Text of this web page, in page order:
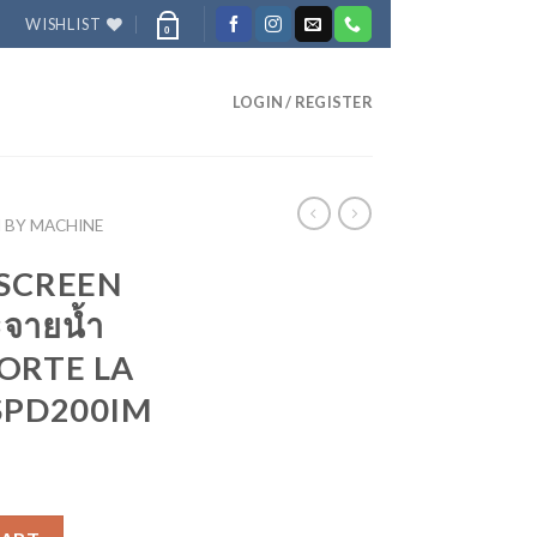
WISHLIST 0
LOGIN / REGISTER
BY MACHINE
ายน้ำ
LA